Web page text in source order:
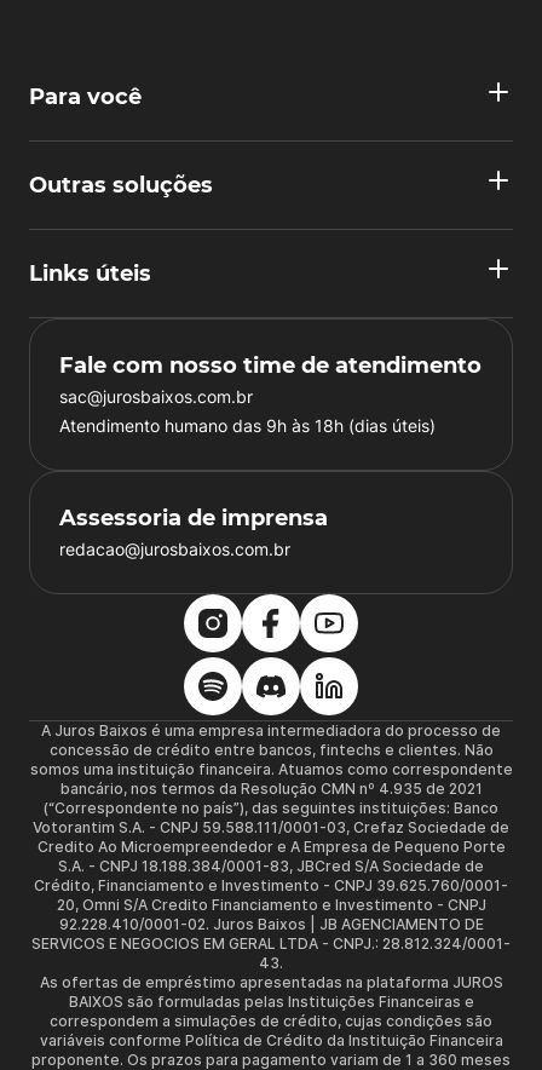
Para você
Outras soluções
Links úteis
Fale com nosso time de atendimento
sac@jurosbaixos.com.br
Atendimento humano das 9h às 18h (dias úteis)
Assessoria de imprensa
redacao@jurosbaixos.com.br
A Juros Baixos é uma empresa intermediadora do processo de
concessão de crédito entre bancos, fintechs e clientes. Não
somos uma instituição financeira. Atuamos como correspondente
bancário, nos termos da Resolução CMN nº 4.935 de 2021
(“Correspondente no país”), das seguintes instituições: Banco
Votorantim S.A. - CNPJ 59.588.111/0001-03, Crefaz Sociedade de
Credito Ao Microempreendedor e A Empresa de Pequeno Porte
S.A. - CNPJ 18.188.384/0001-83, JBCred S/A Sociedade de
Crédito, Financiamento e Investimento - CNPJ 39.625.760/0001-
20, Omni S/A Credito Financiamento e Investimento - CNPJ
92.228.410/0001-02. Juros Baixos | JB AGENCIAMENTO DE
SERVICOS E NEGOCIOS EM GERAL LTDA - CNPJ.: 28.812.324/0001-
43.
As ofertas de empréstimo apresentadas na plataforma JUROS
BAIXOS são formuladas pelas Instituições Financeiras e
correspondem a simulações de crédito, cujas condições são
variáveis conforme Política de Crédito da Instituição Financeira
proponente. Os prazos para pagamento variam de 1 a 360 meses